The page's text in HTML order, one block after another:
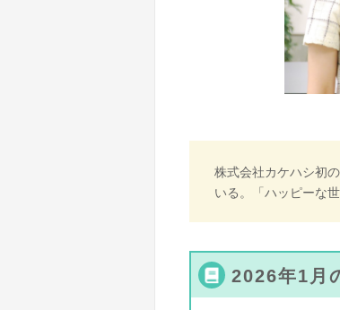
株式会社カケハシ初
いる。「ハッピーな
2026年1月